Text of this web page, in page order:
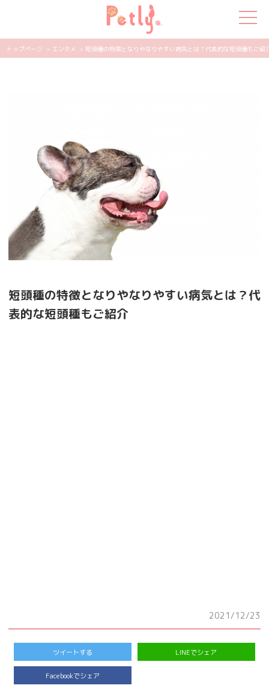
飼い主さんの悩み
ペットの気持ち
知って得する
エンタメ
トップページ > エンタメ > 短頭種の特徴となりやなりやすい病気とは？代表的な短頭種もご紹
短頭種の特徴となりやなりやすい病気とは？代
表的な短頭種もご紹介
2021/12/23
ツイートする LINEでシェア
Facebookでシェア